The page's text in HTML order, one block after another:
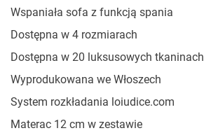
na
początek
Wspaniała sofa z funkcją spania
Dostępna w 4 rozmiarach
Dostępna w 20 luksusowych tkaninach
Wyprodukowana we Włoszech
System rozkładania loiudice.com
Materac 12 cm w zestawie